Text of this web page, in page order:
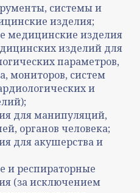
системы и
изделия;
медицинские изделия
изделий для
параметров,
мониторов, систем
и
для манипуляций,
органов человека;
для акушерства и
и респираторные
(за исключением